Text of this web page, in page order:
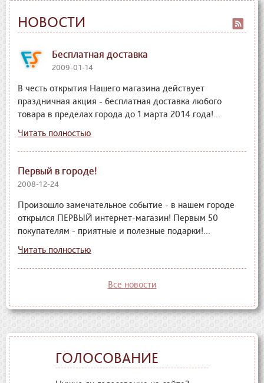
НОВОСТИ
Бесплатная доставка
2009-01-14
В честь открытия Нашего магазина действует
праздничная акция - бесплатная доставка любого
товара в пределах города до 1 марта 2014 года!...
Читать полностью
Первый в городе!
2008-12-24
Произошло замечательное событие - в нашем городе
открылся ПЕРВЫЙ интернет-магазин! Первым 50
покупателям - приятные и полезные подарки!...
Читать полностью
Все новости
ГОЛОСОВАНИЕ